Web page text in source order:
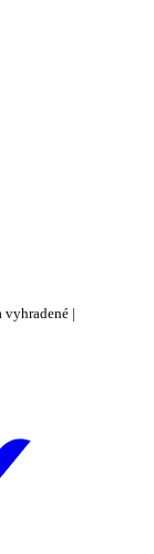
vyhradené |